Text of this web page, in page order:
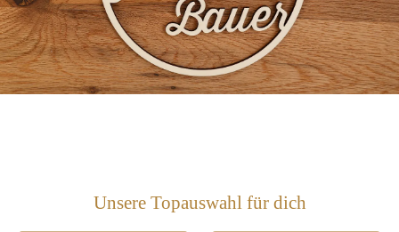
Unsere Topauswahl für dich